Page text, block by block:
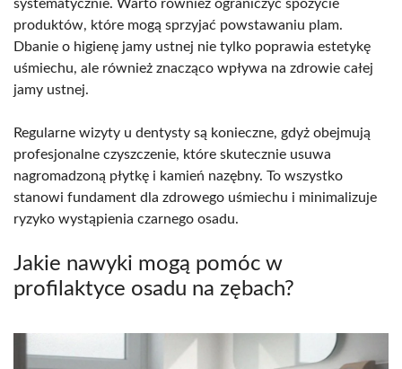
systematycznie. Warto również ograniczyć spożycie
produktów, które mogą sprzyjać powstawaniu plam.
Dbanie o higienę jamy ustnej nie tylko poprawia estetykę
uśmiechu, ale również znacząco wpływa na zdrowie całej
jamy ustnej.
Regularne wizyty u dentysty są konieczne, gdyż obejmują
profesjonalne czyszczenie, które skutecznie usuwa
nagromadzoną płytkę i kamień nazębny. To wszystko
stanowi fundament dla zdrowego uśmiechu i minimalizuje
ryzyko wystąpienia czarnego osadu.
Jakie nawyki mogą pomóc w
profilaktyce osadu na zębach?